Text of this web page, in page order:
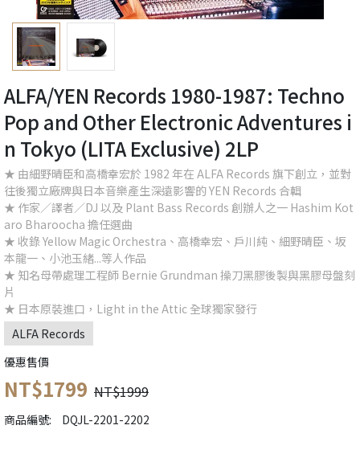
ALFA/YEN Records 1980-1987: Techno
Pop and Other Electronic Adventures i
n Tokyo (LITA Exclusive) 2LP
★ 由細野晴臣和高橋幸宏於 1982 年在 ALFA Records 旗下創立，並對
往後獨立廠牌與日本音樂產生深遠影響的 YEN Records 合輯
★ 作家／譯者／DJ 以及 Plant Bass Records 創辦人之一 Hashim Kot
aro Bharoocha 擔任選曲
★ 收錄 Yellow Magic Orchestra、高橋幸宏、戶川純、細野晴臣、坂
本龍一、小池玉緒...等人作品
★ 知名母帶處理工程師 Bernie Grundman 操刀黑膠後製與黑膠母盤刻
片
★ 日本原裝進口，Light in the Attic 全球獨家發行
ALFA Records
優惠售價
NT$1799 NT$1999
商品編號: DQJL-2201-2202